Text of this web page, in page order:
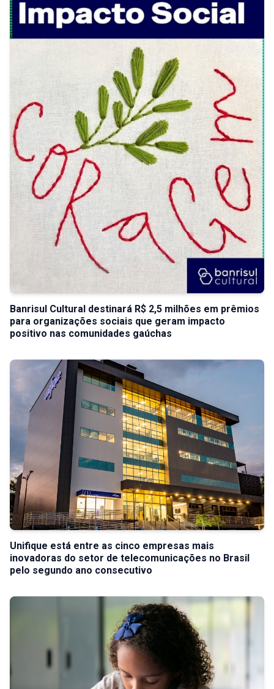
Banrisul Cultural destinará R$ 2,5 milhões em prêmios
para organizações sociais que geram impacto
positivo nas comunidades gaúchas
Unifique está entre as cinco empresas mais
inovadoras do setor de telecomunicações no Brasil
pelo segundo ano consecutivo